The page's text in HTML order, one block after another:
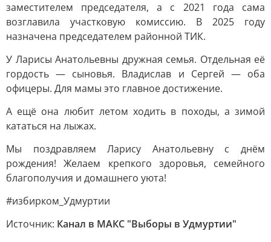
заместителем председателя, а с 2021 года сама
возглавила участковую комиссию. В 2025 году
назначена председателем районной ТИК.
У Ларисы Анатольевны дружная семья. Отдельная её
гордость — сыновья. Владислав и Сергей — оба
офицеры. Для мамы это главное достижение.
А ещё она любит летом ходить в походы, а зимой
кататься на лыжах.
Мы поздравляем Ларису Анатольевну с днём
рождения! Желаем крепкого здоровья, семейного
благополучия и домашнего уюта!
#избирком_Удмуртии
Источник: Канал в МАКС "Выборы в Удмуртии"